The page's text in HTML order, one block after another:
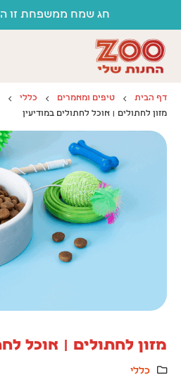
חג שמח ממשפחת זו
דף הבית טיפים ומאמרים
כללי
מזון לחתולים | אוכל לחתולים במודיעין
מזון לחתולים | אוכל
כללי